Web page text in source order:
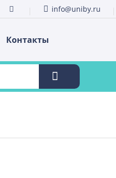
info@uniby.ru
Контакты